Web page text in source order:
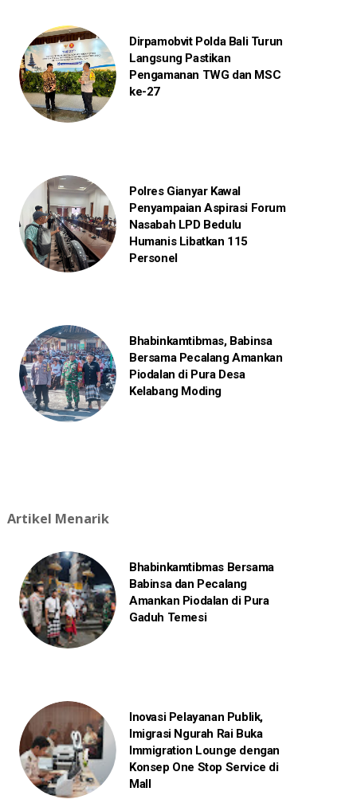
Dirpamobvit Polda Bali Turun
Langsung Pastikan
Pengamanan TWG dan MSC
ke-27
Polres Gianyar Kawal
Penyampaian Aspirasi Forum
Nasabah LPD Bedulu
Humanis Libatkan 115
Personel
Bhabinkamtibmas, Babinsa
Bersama Pecalang Amankan
Piodalan di Pura Desa
Kelabang Moding
Artikel Menarik
Bhabinkamtibmas Bersama
Babinsa dan Pecalang
Amankan Piodalan di Pura
Gaduh Temesi
Inovasi Pelayanan Publik,
Imigrasi Ngurah Rai Buka
Immigration Lounge dengan
Konsep One Stop Service di
Mall